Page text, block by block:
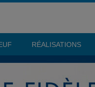
RÉALISATIONS